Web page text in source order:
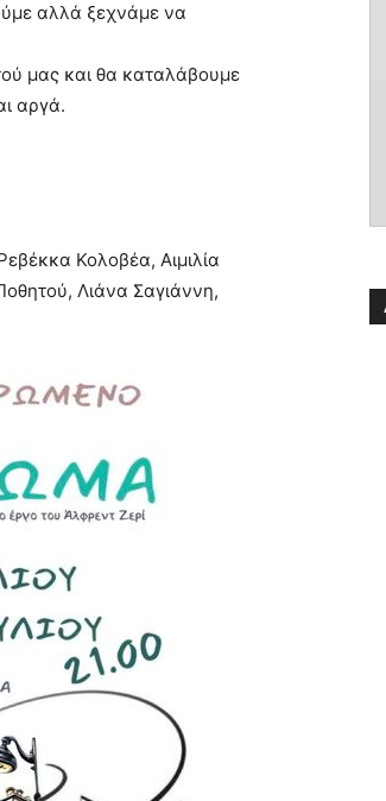
αλλά ξεχνάµε να
µας και θα καταλάβουµε
αργά.
Κολοβέα, Αιµιλία
Λιάνα Σαγιάννη,